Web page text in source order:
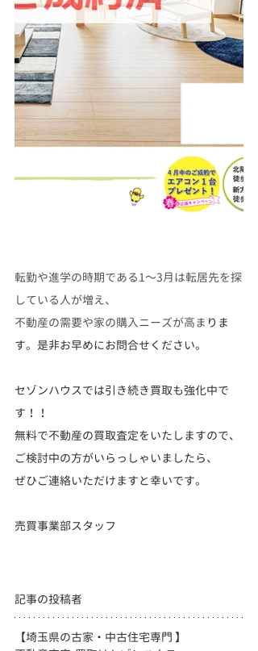
転勤や進学の時期である1〜3月は転居先を探
している人が増え、
不動産の需要や家の購入ニーズが高ま りま
す。是非お早めにお問合せください。
セゾンハウスでは引き続き買取も強化中で
す！！
無料で不動産の買取査定をいたしますので、
ご検討中の方がいらっしゃいましたら、
ぜひご連絡いただけますと幸いです。
売買事業部スタッフ
記事の投稿者
【埼玉県の古家・中古住宅専門 】